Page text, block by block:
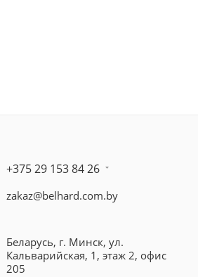
+375 29 153 84 26
zakaz@belhard.com.by
Беларусь, г. Минск, ул.
Кальварийская, 1, этаж 2, офис
205